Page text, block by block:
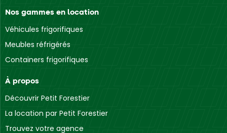
Nos gammes en location
Véhicules frigorifiques
Meubles réfrigérés
Containers frigorifiques
À propos
Découvrir Petit Forestier
La location par Petit Forestier
Trouvez votre agence